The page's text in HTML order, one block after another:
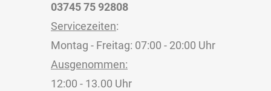
03745 75 92808
Servicezeiten:
Montag - Freitag: 07:00 - 20:00 Uhr
Ausgenommen:
12:00 - 13.00 Uhr